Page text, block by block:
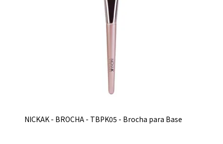
NICKAK - BROCHA - TBPK05 - Brocha para Base